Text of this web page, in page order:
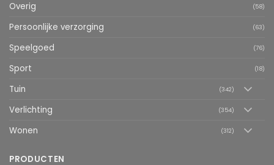
Overig (58)
Persoonlijke verzorging (63)
Speelgoed (76)
Sport (18)
Tuin (342)
Verlichting (354)
Wonen (312)
PRODUCTEN